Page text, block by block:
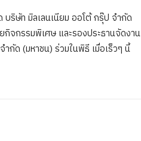
ริษัท มิลเลนเนียม ออโต้ กรุ๊ป จำกัด
จกรรมพิเศษ และรองประธานจัดงาน
กัด (มหาชน) ร่วมในพิธี เมื่อเร็วๆ นี้